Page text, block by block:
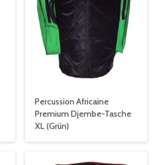
Percussion Africaine
Premium Djembe-Tasche
XL (Grün)